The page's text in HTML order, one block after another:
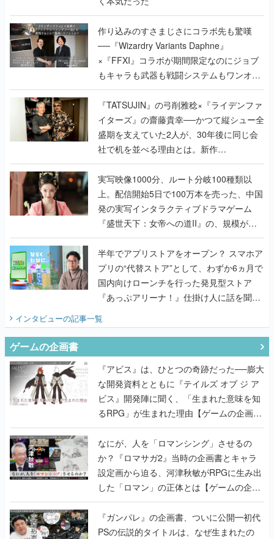
作り込みのすさまじさにコラボ先も驚嘆
──『Wizardry Variants Daphne』
×『FFXI』コラボが期間限定なのにジョブ
もキャラも武器も戦闘システムもワンオフ
で作り込まれた理由を両ディレクターに聞
く
『TATSUJIN』の弓削雅稔×『ライデンファ
イターズ』の齋藤貴幸──かつて縦シュー全
盛期を支えていた2人が、30年後に同じ会
社で机を並べる理由とは。新作
『TATSUJIN EXTREME』で初タッグを組
んだレジェンド2人に訊く開発秘話
実写映像1000分、ルート分岐100種類以
上。配信開始5日で100万本を売った、中国
発の実写インタラクティブドラマゲーム
『盛世天下：女帝への道II』の、規模が違
うこだわりをプロデューサーに聞いた
半年でアプリストアをオープン？ スマホア
プリの“代替ストア”として、わずか6ヵ月で
国内向けローンチを行った発見型ストア
『あっぷアリーナ！』仕掛け人に話を聞い
インタビューの記事一覧
ゲームの企画書
『アビス』は、ひとつの奇跡だった──膨大
な開発資料とともに『テイルズ オブ ジ ア
ビス』開発陣に聞く、「生まれた意味を知
るRPG」が生まれた理由【ゲームの企画
書】
なにが、人を「ロマンシング」させるの
か？『ロマサガ2』当時の企画書とキャラ
設定画から迫る、河津秋敏がRPGに生み出
した「ロマン」の正体とは【ゲームの企画
書】
『ガンパレ』の企画書、ついに公開━初代
PSの伝説的タイトルは、なぜ生まれたの